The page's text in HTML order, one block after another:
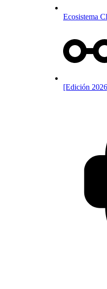
Ecosistema
[Edición